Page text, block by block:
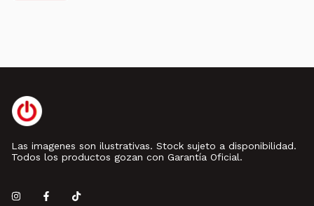
Las imagenes son ilustrativas. Stock sujeto a disponibilidad.
Todos los productos gozan con Garantía Oficial.